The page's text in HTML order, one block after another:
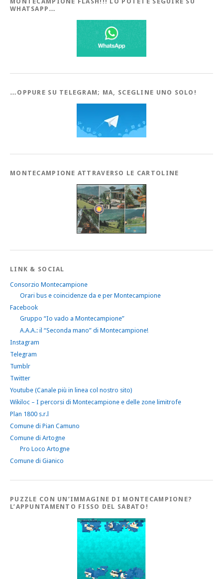
WHATSAPP…
…OPPURE SU TELEGRAM; MA, SCEGLINE UNO SOLO!
MONTECAMPIONE ATTRAVERSO LE CARTOLINE
LINK & SOCIAL
Consorzio Montecampione
Orari bus e coincidenze da e per Montecampione
Facebook
Gruppo “Io vado a Montecampione”
A.A.A.: il “Seconda mano” di Montecampione!
Instagram
Telegram
Tumblr
Twitter
Youtube (Canale più in linea col nostro sito)
Wikiloc – I percorsi di Montecampione e delle zone limitrofe
Plan 1800 s.r.l
Comune di Pian Camuno
Comune di Artogne
Pro Loco Artogne
Comune di Gianico
PUZZLE CON UN’IMMAGINE DI MONTECAMPIONE?
L’APPUNTAMENTO FISSO DEL SABATO!